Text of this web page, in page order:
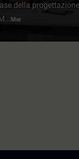
della
Mer